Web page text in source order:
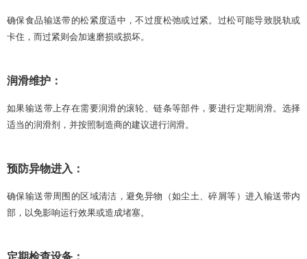
确保食品输送带的松紧度适中，不过度松弛或过紧。过松可能导致脱轨或
卡住，而过紧则会加速磨损或损坏。
润滑维护：
如果输送带上存在需要润滑的滚轮、链条等部件，要进行定期润滑。选择
适当的润滑剂，并按照制造商的建议进行润滑。
预防异物进入：
确保输送带周围的区域清洁，避免异物（如尘土、碎屑等）进入输送带内
部，以免影响运行效果或造成堵塞。